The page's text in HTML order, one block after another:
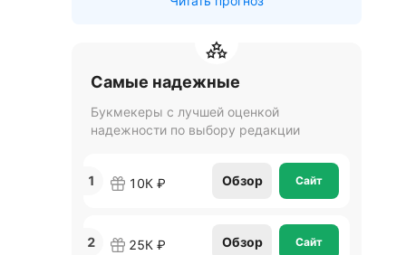
Самые надежные
Букмекеры с лучшей оценкой
надежности по выбору редакции
1 10К ₽ Обзор Сайт
2 25К ₽ Обзор Сайт